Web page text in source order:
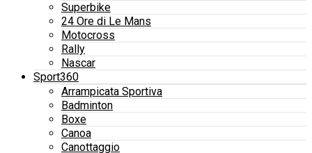
Superbike
24 Ore di Le Mans
Motocross
Rally
Nascar
Sport360
Arrampicata Sportiva
Badminton
Boxe
Canoa
Canottaggio